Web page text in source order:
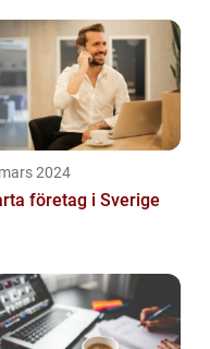
2024
företag i Sverige